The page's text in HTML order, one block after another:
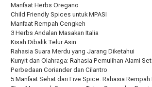
Manfaat Herbs Oregano
Child Friendly Spices untuk MPASI
Manfaat Rempah Cengkeh
3 Herbs Andalan Masakan Italia
Kisah Dibalik Telur Asin
Rahasia Suara Merdu yang Jarang Diketahui
Kunyit dan Olahraga: Rahasia Pemulihan Alami
Perbedaan Coriander dan Cilantro
5 Manfaat Sehat dari Five Spice: Rahasia